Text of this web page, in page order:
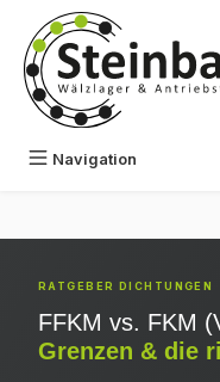
Zum Hauptinhalt springen
Navigation
RATGEBER DICHTUNGEN
FFKM vs. FKM
Grenzen & die